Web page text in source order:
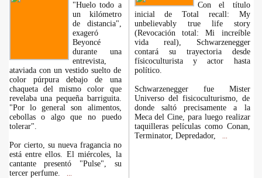
"Huelo todo a
un kilómetro
de distancia",
exageró
Beyoncé
durante una
entrevista,
ataviada con un vestido suelto de
color púrpura debajo de una
chaqueta del mismo color que
revelaba una pequeña barriguita.
"Por lo general son alimentos,
cebollas o algo que no puedo
tolerar".
Por cierto, su nueva fragancia no
está entre ellos. El miércoles, la
cantante presentó "Pulse", su
tercer perfume.
Con el título
inicial de Total recall: My
unbelievably true life story
(Revocación total: Mi increíble
vida real), Schwarzenegger
contará su trayectoria desde
físicoculturista y actor hasta
político.
Schwarzenegger fue Mister
Universo del fisicoculturismo, de
donde saltó precisamente a la
Meca del Cine, para luego realizar
taquilleras películas como Conan,
Terminator, Depredador,